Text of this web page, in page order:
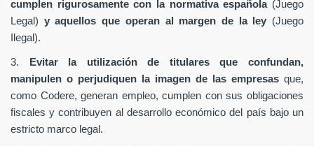
cumplen rigurosamente con la normativa española(Juego
Legal) y aquellos que operan al margen de la ley (Juego
Ilegal).
3.
Evitar la utilización de titulares que confundan,
manipulen o perjudiquen la imagen de las empresas que,
como Codere, generan empleo, cumplen con sus obligaciones
fiscales y contribuyen al desarrollo económico del país bajo un
estricto marco legal.